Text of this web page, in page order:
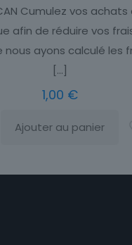
Cumulez vos
afin de réduire vos
ayons calculé les
[…]
1,00 €
Ajouter au panier